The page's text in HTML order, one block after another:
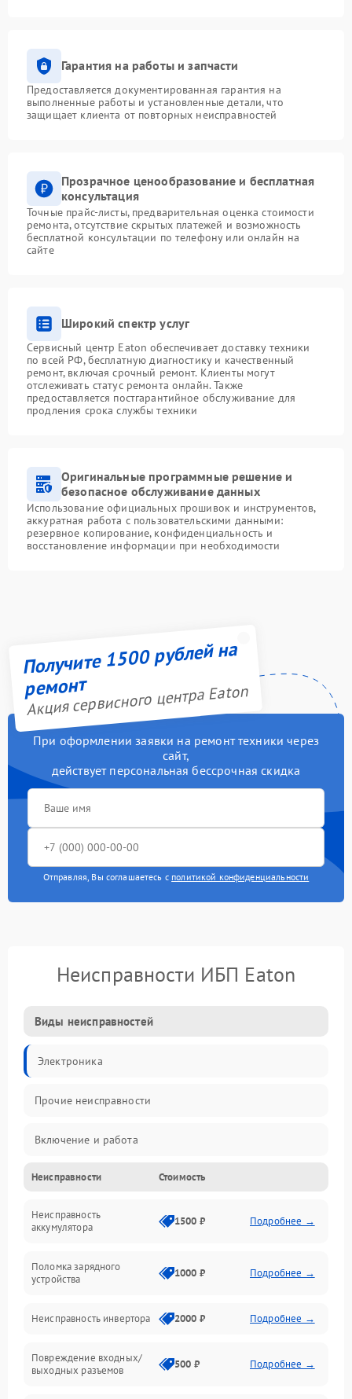
Гарантия на работы и запчасти
Предоставляется документированная гарантия на
выполненные работы и установленные детали, что
защищает клиента от повторных неисправностей
Прозрачное ценообразование и бесплатная
консультация
Точные прайс-листы, предварительная оценка стоимости
ремонта, отсутствие скрытых платежей и возможность
бесплатной консультации по телефону или онлайн на
сайте
Широкий спектр услуг
Сервисный центр Eaton обеспечивает доставку техники
по всей РФ, бесплатную диагностику и качественный
ремонт, включая срочный ремонт. Клиенты могут
отслеживать статус ремонта онлайн. Также
предоставляется постгарантийное обслуживание для
продления срока службы техники
Оригинальные программные решение и
безопасное обслуживание данных
Использование официальных прошивок и инструментов,
аккуратная работа с пользовательскими данными:
резервное копирование, конфиденциальность и
восстановление информации при необходимости
Получите 1500 рублей на
ремонт
Акция сервисного центра Eaton
При оформлении заявки на ремонт техники через
сайт,
действует персональная бессрочная скидка
Отправляя, Вы соглашаетесь с политикой конфиденциальности
Неисправности ИБП Eaton
Виды неисправностей
Электроника
Прочие неисправности
Включение и работа
Работа с нагрузкой
Звук и индикация
Механические повреждения
Неисправности Стоимость
Неисправность
аккумулятора
1500 ₽ Подробнее →
Поломка зарядного
устройства
1000 ₽ Подробнее →
Неисправность инвертора 2000 ₽ Подробнее →
Повреждение входных/
выходных разъемов
500 ₽ Подробнее →